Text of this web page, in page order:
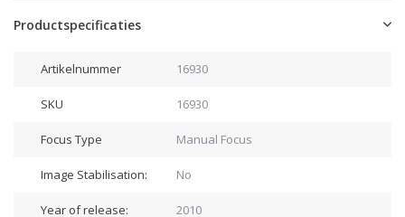
Productspecificaties
Artikelnummer 16930
SKU 16930
Focus Type Manual Focus
Image Stabilisation: No
Year of release: 2010